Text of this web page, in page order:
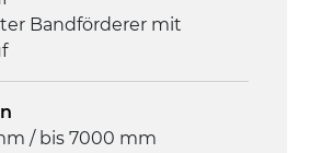
Bandförderer mit
/ bis 7000 mm